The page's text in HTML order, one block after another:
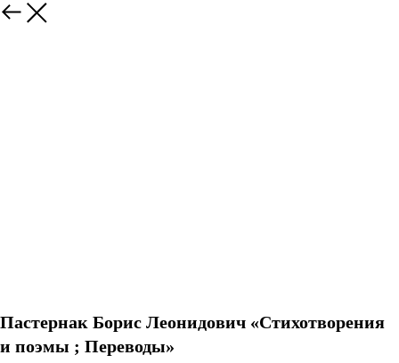
Пастернак Борис Леонидович «Стихотворения
и поэмы ; Переводы»